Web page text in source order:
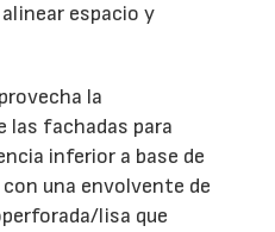
espacio y
la
las fachadas para
inferior a base de
una envolvente de
lisa que